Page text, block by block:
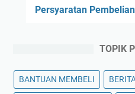
Persyaratan
TOPIK
BANTUAN MEMBELI